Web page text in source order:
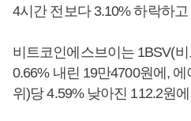
4시간 전보다 3.10% 하락하고
비트코인에스브이는 1BSV(
0.66% 내린 19만4700원에,
위)당 4.59% 낮아진 112.2원